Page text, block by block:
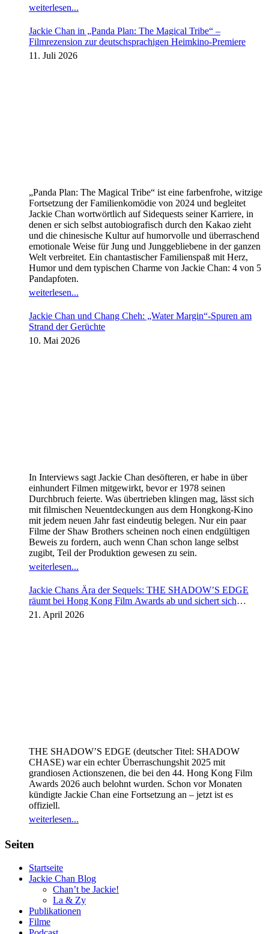
weiterlesen...
Jackie Chan in „Panda Plan: The Magical Tribe“ –
Filmrezension zur deutschsprachigen Heimkino-Premiere
11. Juli 2026
„Panda Plan: The Magical Tribe“ ist eine farbenfrohe, witzige
Fortsetzung der Familienkomödie von 2024 und begleitet
Jackie Chan wortwörtlich auf Sidequests seiner Karriere, in
denen er sich selbst autobiografisch durch den Kakao zieht
und die chinesische Kultur auf humorvolle und überraschend
emotionale Weise für Jung und Junggebliebene in der ganzen
Welt verbreitet. Ein chantastischer Familienspaß mit Herz,
Humor und dem typischen Charme von Jackie Chan: 4 von 5
Pandapfoten.
weiterlesen...
Jackie Chan und Chang Cheh: „Water Margin“-Spuren am
Strand der Gerüchte
10. Mai 2026
In Interviews sagt Jackie Chan desöfteren, er habe in über
einhundert Filmen mitgewirkt, bevor er 1978 seinen
Durchbruch feierte. Was übertrieben klingen mag, lässt sich
mit filmischen Neuentdeckungen aus dem Hongkong-Kino
mit jedem neuen Jahr fast eindeutig belegen. Nur ein paar
Filme der Shaw Brothers scheinen noch einen endgültigen
Beweis zu fordern, auch wenn Chan schon lange selbst
zugibt, Teil der Produktion gewesen zu sein.
weiterlesen...
Jackie Chans Ära der Sequels: THE SHADOW’S EDGE
räumt bei Hong Kong Film Awards ab und sichert sich
Fortsetzung
21. April 2026
THE SHADOW’S EDGE (deutscher Titel: SHADOW
CHASE) war ein echter Überraschungshit 2025 mit
grandiosen Actionszenen, die bei den 44. Hong Kong Film
Awards 2026 auch belohnt wurden. Schon vor Monaten
kündigte Jackie Chan eine Fortsetzung an – jetzt ist es
offiziell.
weiterlesen...
Seiten
Startseite
Jackie Chan Blog
Chan’t be Jackie!
La & Zy
Publikationen
Filme